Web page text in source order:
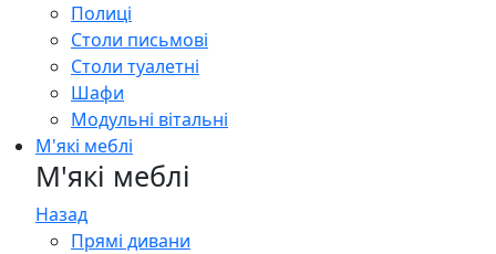
Полиці
Столи письмові
Столи туалетні
Шафи
Модульні вітальні
М'які меблі
М'які меблі
Назад
Прямі дивани